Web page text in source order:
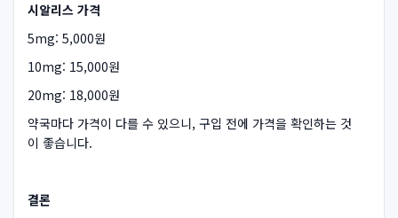
시알리스 가격
5mg: 5,000원
10mg: 15,000원
20mg: 18,000원
약국마다 가격이 다를 수 있으니, 구입 전에 가격을 확인하는 것
이 좋습니다.
결론